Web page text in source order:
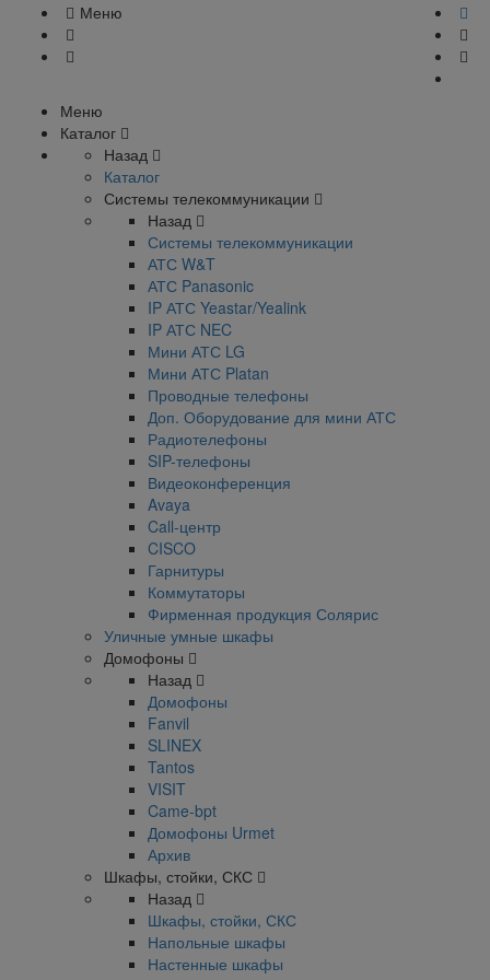
Меню
Меню
Каталог
Назад
Каталог
Системы телекоммуникации
Назад
Системы телекоммуникации
АТС W&T
АТС Panasonic
IP АТС Yeastar/Yealink
IP АТС NEC
Мини АТС LG
Мини АТС Platan
Проводные телефоны
Доп. Оборудование для мини АТС
Радиотелефоны
SIP-телефоны
Видеоконференция
Avaya
Call-центр
CISCO
Гарнитуры
Коммутаторы
Фирменная продукция Солярис
Уличные умные шкафы
Домофоны
Назад
Домофоны
Fanvil
SLINEX
Tantos
VISIT
Came-bpt
Домофоны Urmet
Архив
Шкафы, стойки, СКС
Назад
Шкафы, стойки, СКС
Напольные шкафы
Настенные шкафы